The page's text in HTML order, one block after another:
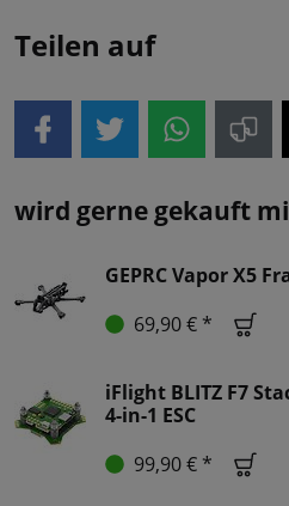
Teilen auf
wird gerne gekauft
GEPRC Vapor X5
69,90 € *
iFlight BLITZ F7
4-in-1 ESC
99,90 € *